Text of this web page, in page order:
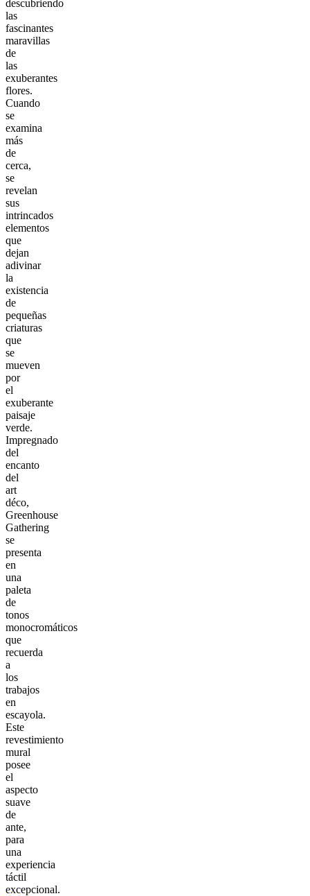
descubriendo
las
fascinantes
maravillas
de
las
exuberantes
flores.
Cuando
se
examina
más
de
cerca,
se
revelan
sus
intrincados
elementos
que
dejan
adivinar
la
existencia
de
pequeñas
criaturas
que
se
mueven
por
el
exuberante
paisaje
verde.
Impregnado
del
encanto
del
art
déco,
Greenhouse
Gathering
se
presenta
en
una
paleta
de
tonos
monocromáticos
que
recuerda
a
los
trabajos
en
escayola.
Este
revestimiento
mural
posee
el
aspecto
suave
de
ante,
para
una
experiencia
táctil
excepcional.